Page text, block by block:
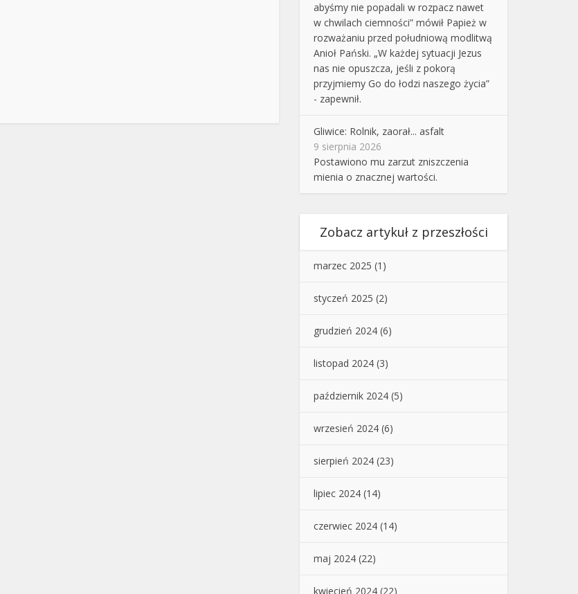
abyśmy nie popadali w rozpacz nawet
w chwilach ciemności” mówił Papież w
rozważaniu przed południową modlitwą
Anioł Pański. „W każdej sytuacji Jezus
nas nie opuszcza, jeśli z pokorą
przyjmiemy Go do łodzi naszego życia”
- zapewnił.
Gliwice: Rolnik, zaorał... asfalt
9 sierpnia 2026
Postawiono mu zarzut zniszczenia
mienia o znacznej wartości.
Zobacz artykuł z przeszłości
marzec 2025 (1)
styczeń 2025 (2)
grudzień 2024 (6)
listopad 2024 (3)
październik 2024 (5)
wrzesień 2024 (6)
sierpień 2024 (23)
lipiec 2024 (14)
czerwiec 2024 (14)
maj 2024 (22)
kwiecień 2024 (22)